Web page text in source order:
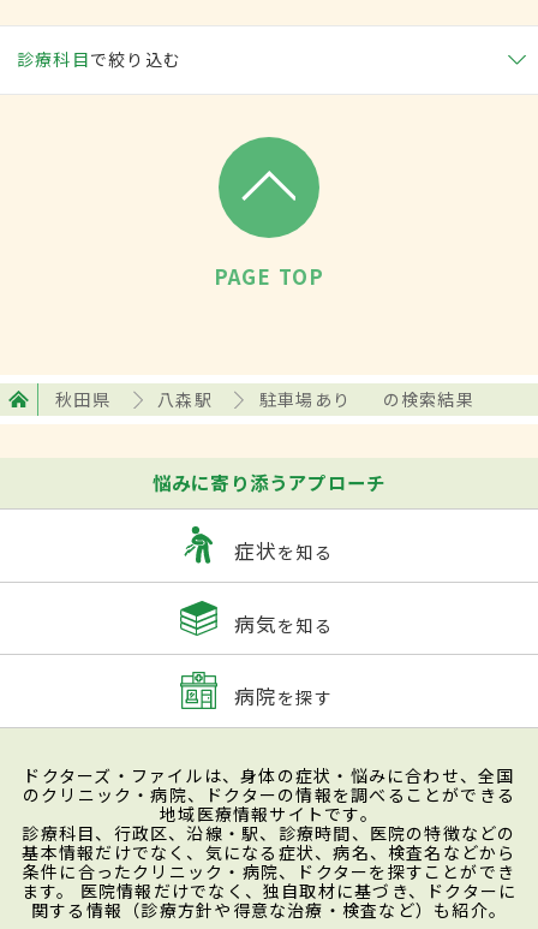
診療科目で絞り込む
PAGE TOP
秋田県 八森駅 駐車場あり の検索結果
悩みに寄り添うアプローチ
症状を知る
病気を知る
病院を探す
ドクターズ・ファイルは、身体の症状・悩みに合わせ、全国
のクリニック・病院、ドクターの情報を調べることができる
地域医療情報サイトです。
診療科目、行政区、沿線・駅、診療時間、医院の特徴などの
基本情報だけでなく、気になる症状、病名、検査名などから
条件に合ったクリニック・病院、ドクターを探すことができ
ます。 医院情報だけでなく、独自取材に基づき、ドクターに
関する情報（診療方針や得意な治療・検査など）も紹介。